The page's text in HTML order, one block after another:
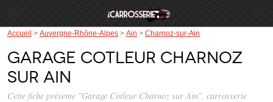
Accueil > Auvergne-Rhône-Alpes > Ain > Charnoz-sur-Ain
Garage Cotleur Charnoz
sur Ain
Cette fiche présente "Garage Cotleur Charnoz sur Ain", carrosserie